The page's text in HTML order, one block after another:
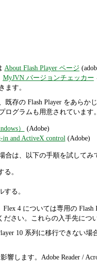
About Flash Player ページ
MyJVN バージョンチェッカー
ます。
存の Flash Player をあら
グラムも用意されています。
）
(Adobe)
in and ActiveX control(Adobe)
は、以下の手順を試してみ
。
る。
Flex 4 については専用の
ださい。これらの入手先につ
10 系列に移行できない場
響します。Adobe Reader /